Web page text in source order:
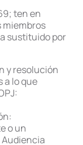
ten en
miembros
sustituido por
y resolución
a lo que
o un
Audiencia